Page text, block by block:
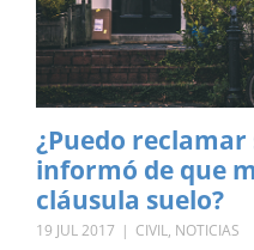
¿Puedo
informó de que
cláusula suelo?
19 JUL 2017 | CIVIL, NOTICIAS